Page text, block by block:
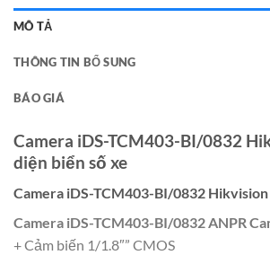
MÔ TẢ
THÔNG TIN BỔ SUNG
BÁO GIÁ
Camera iDS-TCM403-BI/0832
diện biển số xe
Camera iDS-TCM403-BI/0832
Camera iDS-TCM403-BI/0832 ANPR
+ Cảm biến 1/1.8″” CMOS